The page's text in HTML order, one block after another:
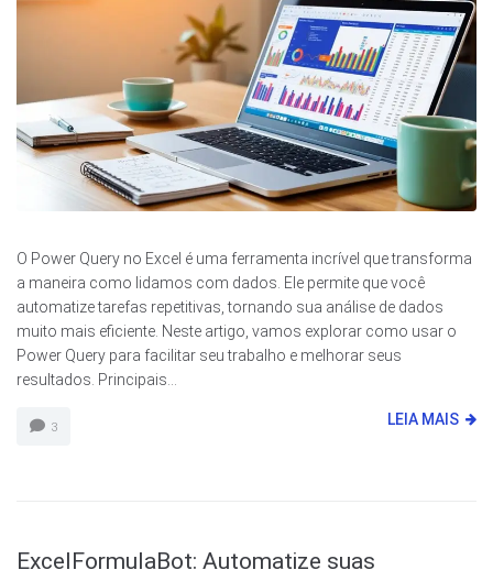
O Power Query no Excel é uma ferramenta incrível que transforma
a maneira como lidamos com dados. Ele permite que você
automatize tarefas repetitivas, tornando sua análise de dados
muito mais eficiente. Neste artigo, vamos explorar como usar o
Power Query para facilitar seu trabalho e melhorar seus
resultados. Principais...
3 LEIA MAIS
ExcelFormulaBot: Automatize suas